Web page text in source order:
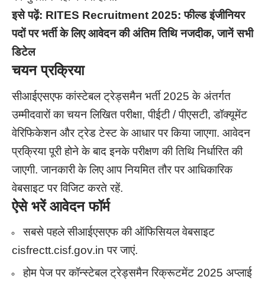
इसे पढ़ें: RITES Recruitment 2025: फील्ड इंजीनियर
पदों पर भर्ती के लिए आवेदन की अंतिम तिथि नजदीक, जानें सभी
डिटेल
चयन प्रक्रिया
सीआईएसएफ कांस्टेबल ट्रेड्समैन भर्ती 2025 के अंतर्गत
उम्मीदवारों का चयन लिखित परीक्षा, पीईटी / पीएसटी, डॉक्यूमेंट
वेरिफिकेशन और ट्रेड टेस्ट के आधार पर किया जाएगा. आवेदन
प्रक्रिया पूरी होने के बाद इनके परीक्षण की तिथि निर्धारित की
जाएगी. जानकारी के लिए आप नियमित तौर पर आधिकारिक
वेबसाइट पर विजिट करते रहें.
ऐसे भरें आवेदन फॉर्म
सबसे पहले सीआईएसएफ की ऑफिसियल वेबसाइट
cisfrectt.cisf.gov.in पर जाएं.
होम पेज पर कॉन्स्टेबल ट्रेड्समैन रिक्रूटमेंट 2025 अप्लाई